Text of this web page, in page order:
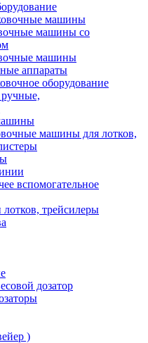
машины
машины со
машины
аппараты
оборудование
машины для лотков,
вспомогательное
трейсилеры
дозатор
)